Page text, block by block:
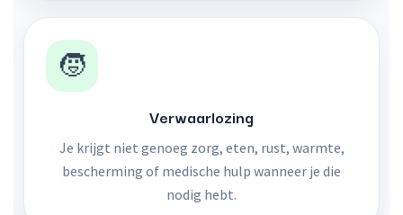
🧒
Verwaarlozing
Je krijgt niet genoeg zorg, eten, rust, warmte,
bescherming of medische hulp wanneer je die
nodig hebt.